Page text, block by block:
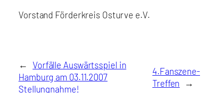
Vorstand Förderkreis Osturve e.V.
← Vorfälle Auswärtsspiel in
Hamburg am 03.11.2007
Stellungnahme!
4.Fanszene-
Treffen
→